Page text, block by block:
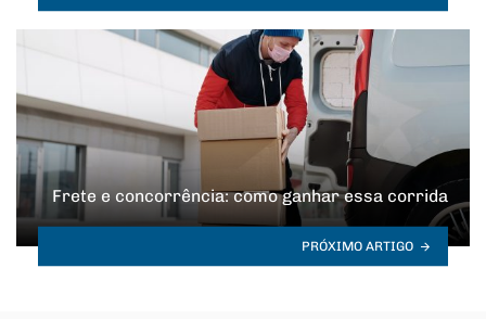
Frete e concorrência: como ganhar essa corrida
PRÓXIMO ARTIGO